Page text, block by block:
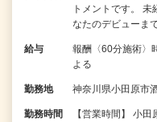
トメントです。
なたのデビューま
給与
報酬〈60分施術
よる
勤務地 神奈川県小田原市
勤務時間
【営業時間】 小